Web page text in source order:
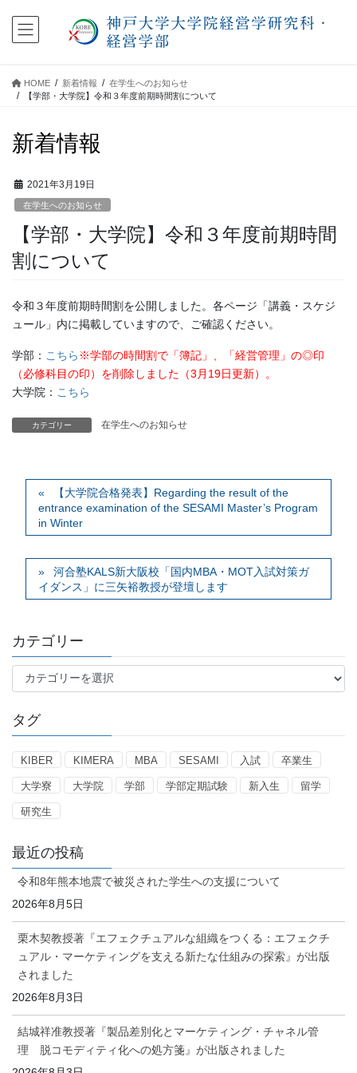
HOME 新着情報
在学生へのお知らせ
【学部・大学院】令和３年度前期時間割について
新着情報
2021年3月19日
在学生へのお知らせ
【学部・大学院】令和３年度前期時間
割について
令和３年度前期時間割を公開しました。各ページ「講義・スケジ
ュール」内に掲載していますので、ご確認ください。
学部： こちら ※学部の時間割で 「簿記」、「経営管理」の◎印
（必修科目の印）を削除しました（3月19日更新） 。
大学院： こちら
カテゴリー 在学生へのお知らせ
【大学院合格発表】Regarding the result of the
entrance examination of the SESAMI Master’s Program
in Winter
河合塾KALS新大阪校「国内MBA・MOT入試対策ガ
イダンス」に三矢裕教授が登壇します
カテゴリー
テ
リ
ー
タグ
KIBER KIMERA MBA SESAMI 入試 卒業生
大学寮 大学院 学部 学部定期試験 新入生 留学
研究生
最近の投稿
令和8年熊本地震で被災された学生への支援について
2026年8月5日
栗木契教授著『エフェクチュアルな組織をつくる：エフェクチ
ュアル・マーケティングを支える新たな仕組みの探索』が出版
されました
2026年8月3日
結城祥准教授著『製品差別化とマーケティング・チャネル管
理 脱コモディティ化への処方箋』が出版されました